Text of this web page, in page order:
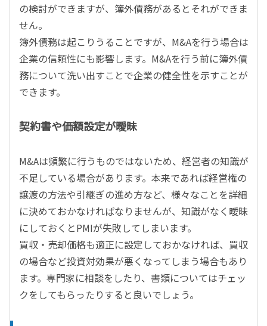
の検討ができますが、簿外債務があるとそれができま
せん。
簿外債務は起こりうることですが、M&Aを行う場合は
企業の信頼性にも影響します。M&Aを行う前に簿外債
務について洗い出すことで企業の健全性を示すことが
できます。
契約書や価額設定が曖昧
M&Aは頻繁に行うものではないため、経営者の知識が
不足している場合があります。本来であれば経営権の
譲渡の方法や引継ぎの進め方など、様々なことを詳細
に決めておかなければなりませんが、知識がなく曖昧
にしておくとPMIが失敗してしまいます。
買収・売却価格も適正に設定しておかなければ、買収
の場合など投資対効果が悪くなってしまう場合もあり
ます。専門家に相談をしたり、書類についてはチェッ
クをしてもらったりすると良いでしょう。